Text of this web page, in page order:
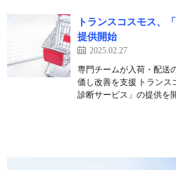
トランスコスモス、
提供開始
2025.02.27
専門チームが入荷・配送
価し改善を支援 トランス
診断サービス」の提供を